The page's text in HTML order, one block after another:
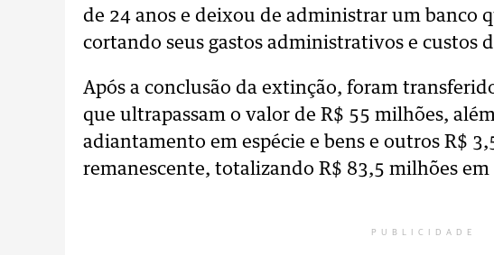
de 24 anos e deixou de administrar um banco
cortando seus gastos administrativos e custos
Após a conclusão da extinção, foram
que ultrapassam o valor de R$ 55 milhões,
adiantamento em espécie e bens e outros R$
remanescente, totalizando R$ 83,5 milhões em
PUBLICIDADE